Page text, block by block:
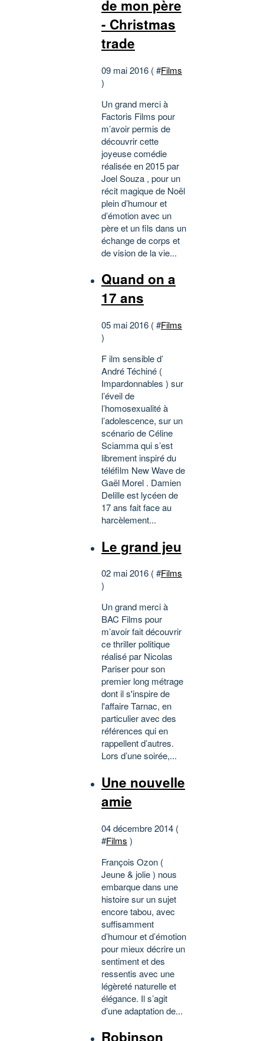
de mon père
- Christmas
trade
09 mai 2016 ( #Films
)
Un grand merci à
Factoris Films pour
m’avoir permis de
découvrir cette
joyeuse comédie
réalisée en 2015 par
Joel Souza , pour un
récit magique de Noël
plein d’humour et
d’émotion avec un
père et un fils dans un
échange de corps et
de vision de la vie...
Quand on a
17 ans
05 mai 2016 ( #Films
)
F ilm sensible d’
André Téchiné (
Impardonnables ) sur
l’éveil de
l’homosexualité à
l’adolescence, sur un
scénario de Céline
Sciamma qui s’est
librement inspiré du
téléfilm New Wave de
Gaël Morel . Damien
Delille est lycéen de
17 ans fait face au
harcèlement...
Le grand jeu
02 mai 2016 ( #Films
)
Un grand merci à
BAC Films pour
m’avoir fait découvrir
ce thriller politique
réalisé par Nicolas
Pariser pour son
premier long métrage
dont il s'inspire de
l'affaire Tarnac, en
particulier avec des
références qui en
rappellent d’autres.
Lors d’une soirée,...
Une nouvelle
amie
04 décembre 2014 (
#Films )
François Ozon (
Jeune & jolie ) nous
embarque dans une
histoire sur un sujet
encore tabou, avec
suffisamment
d’humour et d’émotion
pour mieux décrire un
sentiment et des
ressentis avec une
légèreté naturelle et
élégance. Il s’agit
d’une adaptation de...
Robinson